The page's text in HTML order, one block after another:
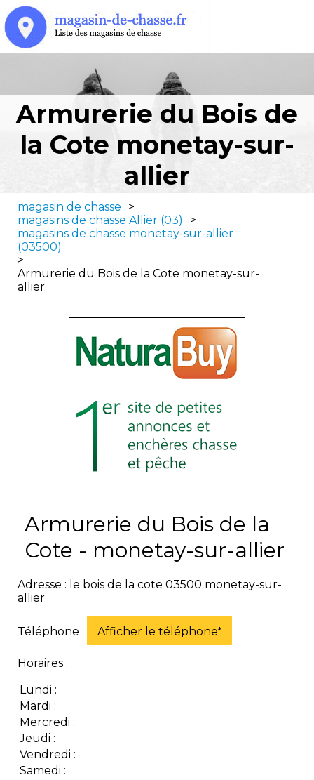
Armurerie du Bois de
la Cote monetay-sur-
allier
magasin de chasse
>
magasins de chasse Allier (03)
>
magasins de chasse monetay-sur-allier
(03500)
>
Armurerie du Bois de la Cote monetay-sur-
allier
Armurerie du Bois de la
Cote - monetay-sur-allier
Adresse : le bois de la cote 03500 monetay-sur-
allier
Téléphone : Afficher le téléphone*
Horaires :
Lundi :
Mardi :
Mercredi :
Jeudi :
Vendredi :
Samedi :